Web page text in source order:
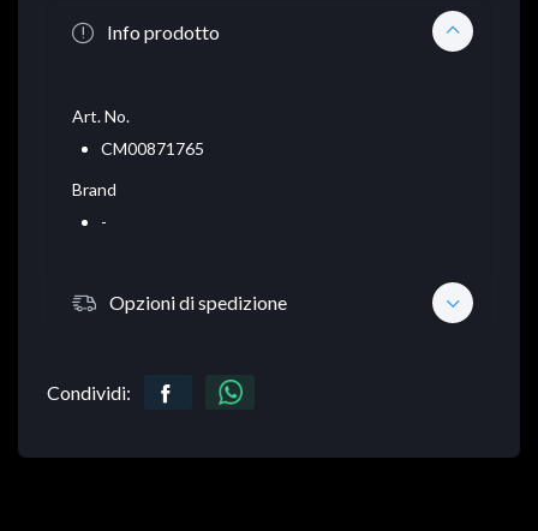
Info prodotto
Art. No.
CM00871765
Brand
-
Opzioni di spedizione
Condividi: